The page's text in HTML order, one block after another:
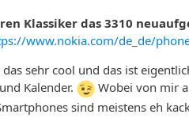
Klassiker das 3310
www.nokia.com/de_de/
sehr cool und das ist
Kalender.
Wobei von mir
sind meistens eh